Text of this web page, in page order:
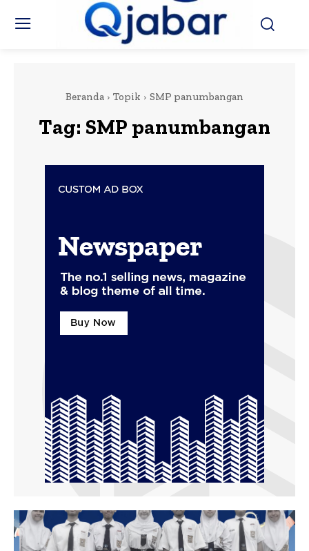
Beranda Topik SMP panumbangan
Tag: SMP panumbangan